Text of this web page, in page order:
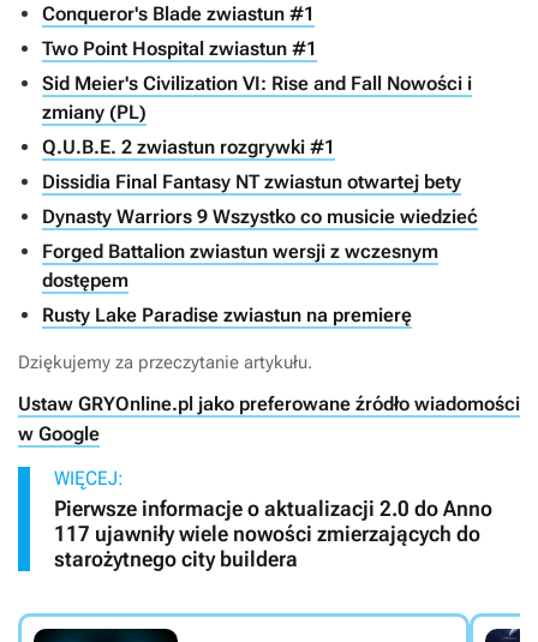
Conqueror's Blade zwiastun #1
Two Point Hospital zwiastun #1
Sid Meier's Civilization VI: Rise and Fall Nowości i
zmiany (PL)
Q.U.B.E. 2 zwiastun rozgrywki #1
Dissidia Final Fantasy NT zwiastun otwartej bety
Dynasty Warriors 9 Wszystko co musicie wiedzieć
Forged Battalion zwiastun wersji z wczesnym
dostępem
Rusty Lake Paradise zwiastun na premierę
Dziękujemy za przeczytanie artykułu.
Ustaw GRYOnline.pl jako preferowane źródło wiadomości
w Google
WIĘCEJ:
Pierwsze informacje o aktualizacji 2.0 do Anno
117 ujawniły wiele nowości zmierzających do
starożytnego city buildera